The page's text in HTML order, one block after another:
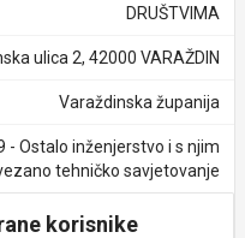
DRUŠTVIMA
ulica 2, 42000 VARAŽDIN
Varaždinska županija
- Ostalo inženjerstvo i s njim
tehničko savjetovanje
korisnike